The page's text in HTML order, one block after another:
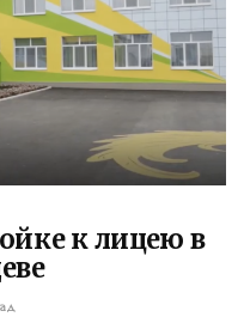
к лицею в